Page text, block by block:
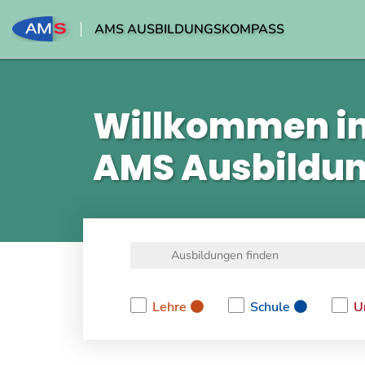
AMS AUSBILDUNGSKOMPASS
Willkommen
AMS
Lehre
Schule